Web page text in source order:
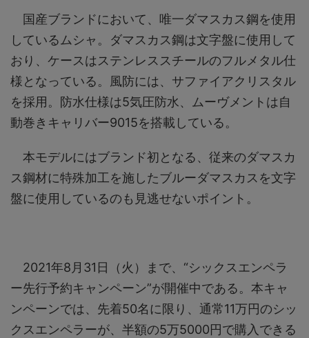
国産ブランドにおいて、唯一ダマスカス鋼を使用
しているムシャ。ダマスカス鋼は文字盤に使用して
おり、ケースはステンレススチールのフルメタル仕
様となっている。風防には、サファイアクリスタル
を採用。防水仕様は5気圧防水、ムーヴメントは自
動巻きキャリバー9015を搭載している。
本モデルにはブランド初となる、従来のダマスカ
ス鋼材に特殊加工を施したブルーダマスカスを文字
盤に使用しているのも見逃せないポイント。
2021年8月31日（火）まで、“シックスエンペラ
ー先行予約キャンペーン”が開催中である。本キャ
ンペーンでは、先着50名に限り、通常11万円のシッ
クスエンペラーが、半額の5万5000円で購入できる